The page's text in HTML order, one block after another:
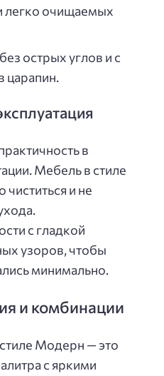
легко очищаемых
острых углов и с
царапин.
в
Мебель в стиле
и не
с гладкой
узоров, чтобы
минимально.
и комбинации
Модерн — это
с яркими